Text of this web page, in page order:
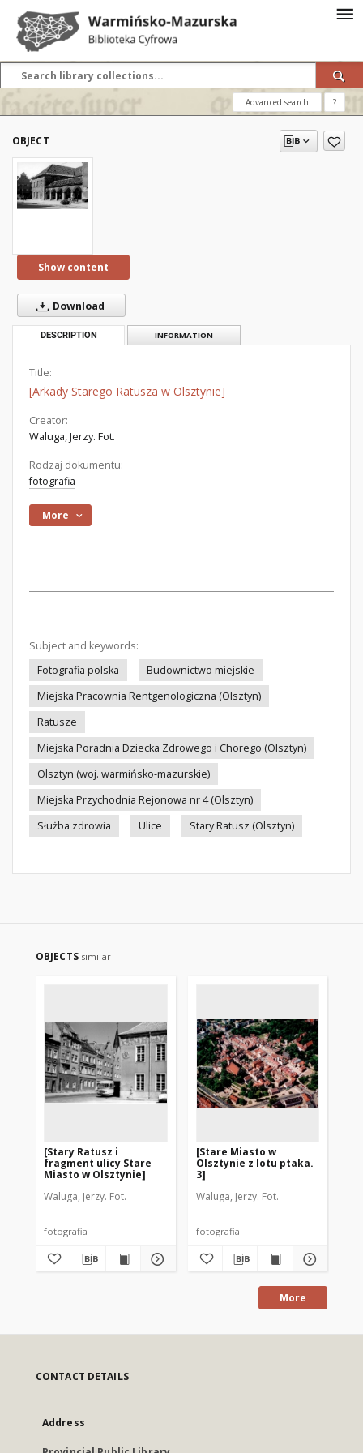
Advanced search ?
OBJECT
Show content
Download
DESCRIPTION INFORMATION
Title:
[Arkady Starego Ratusza w Olsztynie]
Creator:
Waluga, Jerzy. Fot.
Rodzaj dokumentu:
fotografia
More
Subject and keywords:
Fotografia polska
Budownictwo miejskie
Miejska Pracownia Rentgenologiczna (Olsztyn)
Ratusze
Miejska Poradnia Dziecka Zdrowego i Chorego (Olsztyn)
Olsztyn (woj. warmińsko-mazurskie)
Miejska Przychodnia Rejonowa nr 4 (Olsztyn)
Służba zdrowia
Ulice Stary Ratusz (Olsztyn)
OBJECTS similar
[Stary Ratusz i
fragment ulicy Stare
Miasto w Olsztynie]
Waluga, Jerzy. Fot.
fotografia
[Stare Miasto w
Olsztynie z lotu ptaka.
3]
Waluga, Jerzy. Fot.
fotografia
More
CONTACT DETAILS
Address